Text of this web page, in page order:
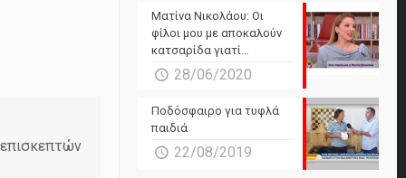
Ματίνα Νικολάου: Οι
φίλοι μου με αποκαλούν
κατσαρίδα γιατί…
28/06/2020
Ποδόσφαιρο για τυφλά
παιδιά
22/08/2019